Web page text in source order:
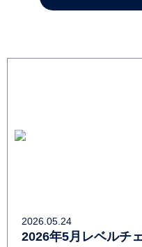
2026.05.24
2026年5月レベルチ